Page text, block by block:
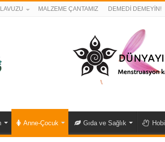
MALZEME ÇANTAMIZ DEMEDİ DEMEYİN!
Anne-Çocuk Gıda ve Sağlık Hobi